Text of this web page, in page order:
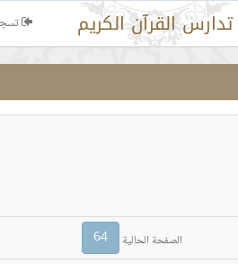
تدارس القرآن الكريم
الصفحة الحالية 64